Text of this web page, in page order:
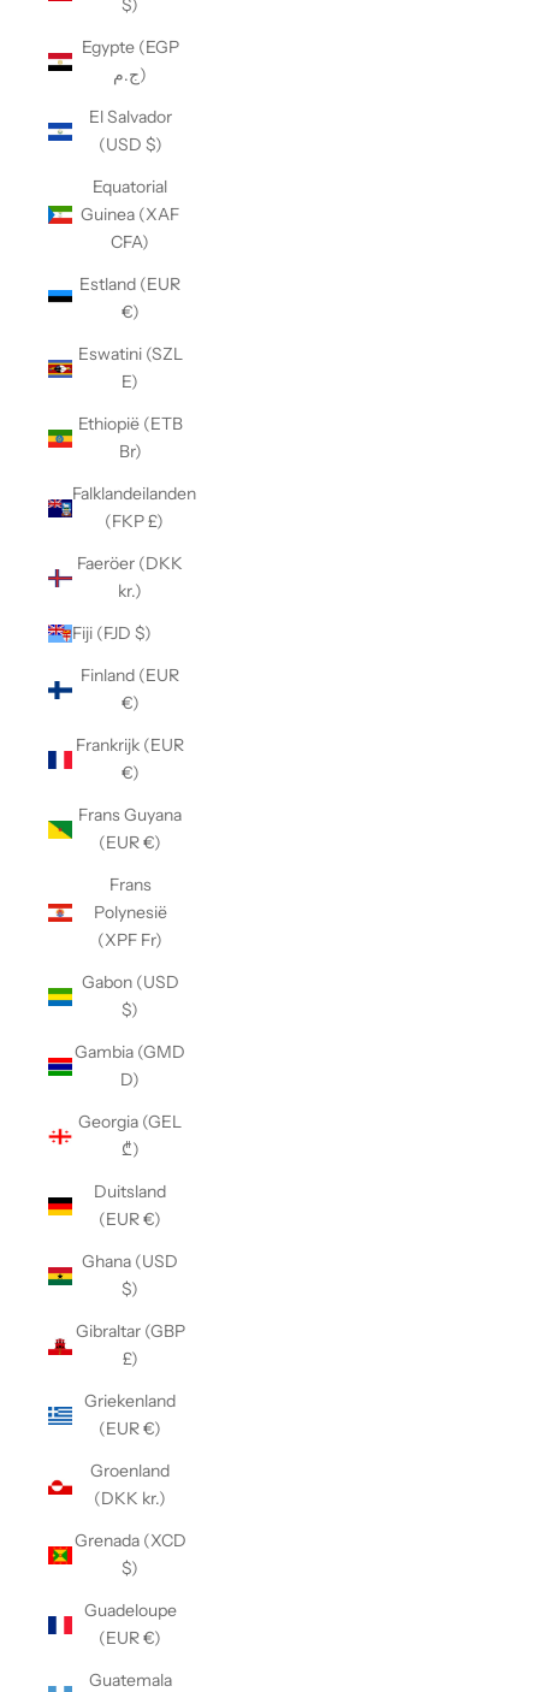
$)
Egypte (EGP
ج.م)
El Salvador
(USD $)
Equatorial
Guinea (XAF
CFA)
Estland (EUR
€)
Eswatini (SZL
E)
Ethiopië (ETB
Br)
Falklandeilanden
(FKP £)
Faeröer (DKK
kr.)
Fiji (FJD $)
Finland (EUR
€)
Frankrijk (EUR
€)
Frans Guyana
(EUR €)
Frans
Polynesië
(XPF Fr)
Gabon (USD
$)
Gambia (GMD
D)
Georgia (GEL
₾)
Duitsland
(EUR €)
Ghana (USD
$)
Gibraltar (GBP
£)
Griekenland
(EUR €)
Groenland
(DKK kr.)
Grenada (XCD
$)
Guadeloupe
(EUR €)
Guatemala